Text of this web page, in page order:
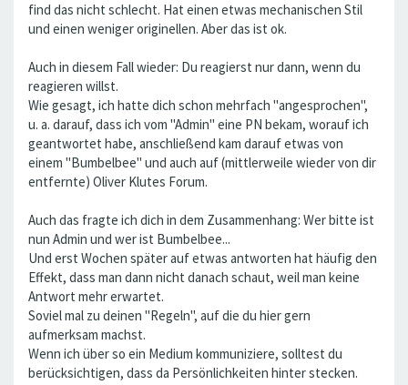
find das nicht schlecht. Hat einen etwas mechanischen Stil
und einen weniger originellen. Aber das ist ok.
Auch in diesem Fall wieder: Du reagierst nur dann, wenn du
reagieren willst.
Wie gesagt, ich hatte dich schon mehrfach "angesprochen",
u. a. darauf, dass ich vom "Admin" eine PN bekam, worauf ich
geantwortet habe, anschließend kam darauf etwas von
einem "Bumbelbee" und auch auf (mittlerweile wieder von dir
entfernte) Oliver Klutes Forum.
Auch das fragte ich dich in dem Zusammenhang: Wer bitte ist
nun Admin und wer ist Bumbelbee...
Und erst Wochen später auf etwas antworten hat häufig den
Effekt, dass man dann nicht danach schaut, weil man keine
Antwort mehr erwartet.
Soviel mal zu deinen "Regeln", auf die du hier gern
aufmerksam machst.
Wenn ich über so ein Medium kommuniziere, solltest du
berücksichtigen, dass da Persönlichkeiten hinter stecken.